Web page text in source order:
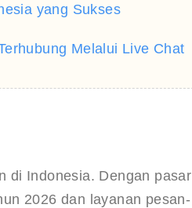
yang Sukses
Melalui Live Chat
di Indonesia. Dengan pasar
2026 dan layanan pesan-